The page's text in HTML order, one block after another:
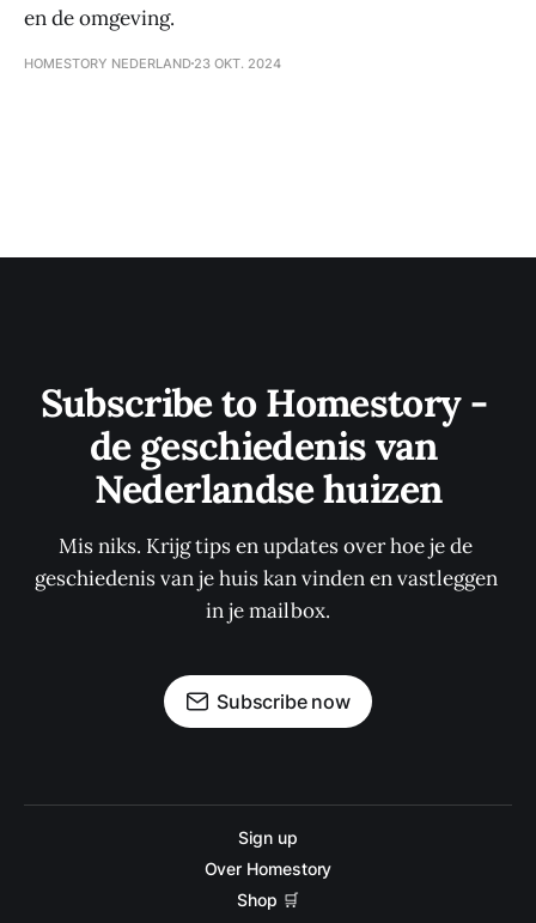
en de omgeving.
HOMESTORY NEDERLAND 23 OKT. 2024
Subscribe to Homestory -
de geschiedenis van
Nederlandse huizen
Mis niks. Krijg tips en updates over hoe je de
geschiedenis van je huis kan vinden en vastleggen
in je mailbox.
Subscribe now
Sign up
Over Homestory
Shop 🛒